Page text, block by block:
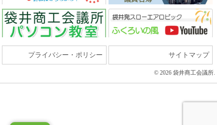
プライバシー・ポリシー サイトマップ
© 2026 袋井商工会議所.